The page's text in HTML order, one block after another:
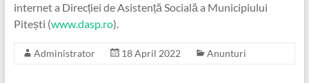
internet a Direcției de Asistență Socială a Municipiului
Pitești (www.dasp.ro).
Administrator 18 April 2022 Anunturi